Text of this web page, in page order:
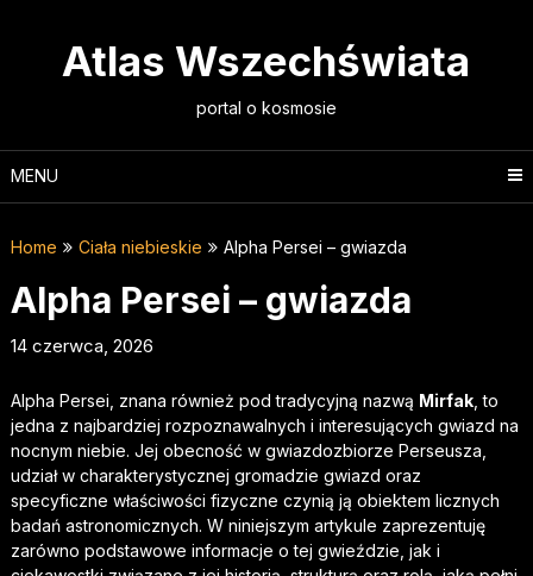
Atlas Wszechświata
portal o kosmosie
MENU
Home Ciała niebieskie Alpha Persei – gwiazda
Alpha Persei – gwiazda
14 czerwca, 2026
Alpha Persei, znana również pod tradycyjną nazwą Mirfak, to
jedna z najbardziej rozpoznawalnych i interesujących gwiazd na
nocnym niebie. Jej obecność w gwiazdozbiorze Perseusza,
udział w charakterystycznej gromadzie gwiazd oraz
specyficzne właściwości fizyczne czynią ją obiektem licznych
badań astronomicznych. W niniejszym artykule zaprezentuję
zarówno podstawowe informacje o tej gwieździe, jak i